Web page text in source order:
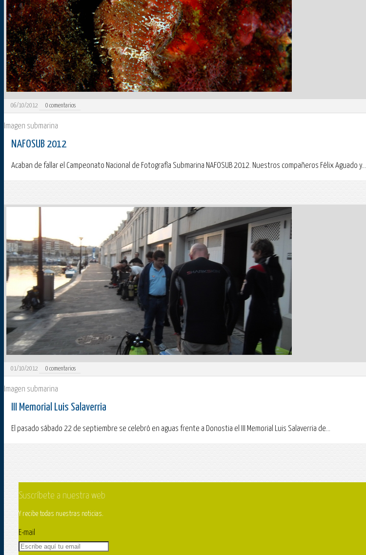
06/10/2012 0 comentarios
Imagen submarina
NAFOSUB 2012
Acaban de fallar el Campeonato Nacional de Fotografía Submarina NAFOSUB 2012. Nuestros compañeros Félix Aguado y...
01/10/2012 0 comentarios
Imagen submarina
III Memorial Luis Salaverria
El pasado sábado 22 de septiembre se celebró en aguas frente a Donostia el III Memorial Luis Salaverria de...
Suscríbete a nuestra web
Y recibe todas nuestras noticias.
E-mail